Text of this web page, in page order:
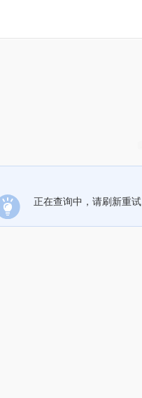
正在查询中，请刷新重试